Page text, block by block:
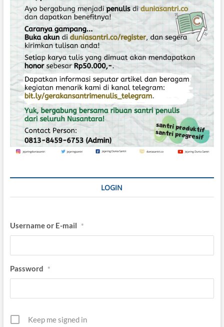
LOGIN
Username or E-mail *
Password *
Keep me signed in